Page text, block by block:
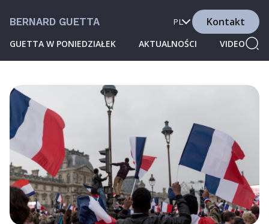
BERNARD GUETTA
GUETTA W PONIEDZIAŁEK AKTUALNOŚCI VIDEO
PL Kontakt